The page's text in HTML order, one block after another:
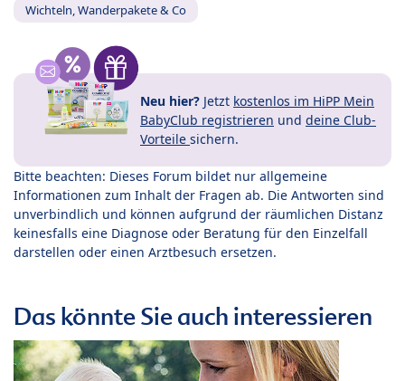
Wichteln, Wanderpakete & Co
Neu hier? Jetzt kostenlos im HiPP Mein
BabyClub registrieren und deine Club-
Vorteile sichern.
Bitte beachten: Dieses Forum bildet nur allgemeine
Informationen zum Inhalt der Fragen ab. Die Antworten sind
unverbindlich und können aufgrund der räumlichen Distanz
keinesfalls eine Diagnose oder Beratung für den Einzelfall
darstellen oder einen Arztbesuch ersetzen.
Das könnte Sie auch interessieren